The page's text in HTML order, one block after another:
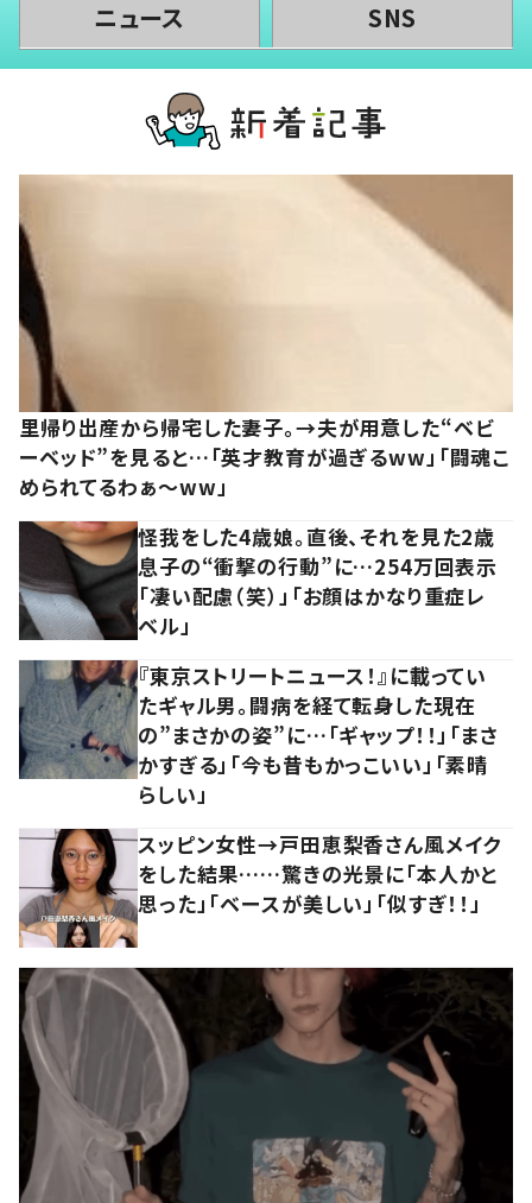
ニュース SNS
里帰り出産から帰宅した妻子。→夫が用意した“ベビ
ーベッド”を見ると…「英才教育が過ぎるww」「闘魂こ
められてるわぁ～ww」
怪我をした4歳娘。直後、それを見た2歳
息子の“衝撃の行動”に…254万回表示
「凄い配慮（笑）」「お顔はかなり重症レ
ベル」
『東京ストリートニュース！』に載ってい
たギャル男。闘病を経て転身した現在
の”まさかの姿”に…「ギャップ！！」「まさ
かすぎる」「今も昔もかっこいい」「素晴
らしい」
スッピン女性→戸田恵梨香さん風メイク
をした結果……驚きの光景に「本人かと
思った」「ベースが美しい」「似すぎ！！」